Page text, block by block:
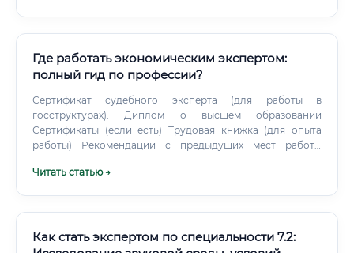
Где работать экономическим экспертом:
полный гид по профессии?
Сертификат судебного эксперта (для работы в
госструктурах). Диплом о высшем образовании
Сертификаты (если есть) Трудовая книжка (для опыта
работы) Рекомендации с предыдущих мест работы
лучше 1. Бухгалтер Отличие: бухгалтер ведет учет, а
Читать статью →
Как стать экспертом по специальности 7.2: